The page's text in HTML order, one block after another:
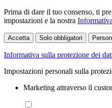
Prima di dare il tuo consenso, ti
impostazioni e la nostra
Accetta Solo obbligatori
Informativa sulla protezione dei
Impostazioni personali sulla
Marketing attraverso il